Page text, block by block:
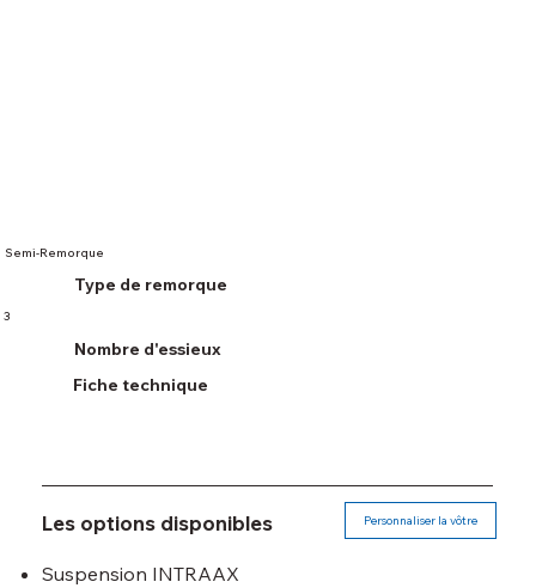
3
Nombre d'essieux
Semi-Remorque
Type de remorque
Les options disponibles Personnaliser la vôtre
Suspension INTRAAX
Fiche technique